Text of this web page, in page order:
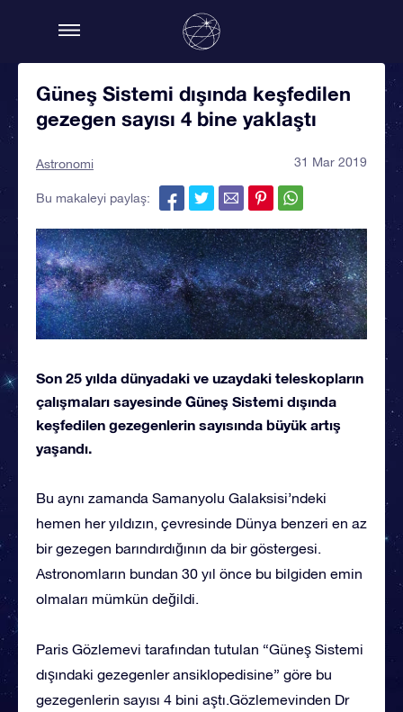
Güneş Sistemi dışında keşfedilen
gezegen sayısı 4 bine yaklaştı
Astronomi 31 Mar 2019
Bu makaleyi paylaş:
Son 25 yılda dünyadaki ve uzaydaki teleskopların
çalışmaları sayesinde Güneş Sistemi dışında
keşfedilen gezegenlerin sayısında büyük artış
yaşandı.
Bu aynı zamanda Samanyolu Galaksisi’ndeki
hemen her yıldızın, çevresinde Dünya benzeri en az
bir gezegen barındırdığının da bir göstergesi.
Astronomların bundan 30 yıl önce bu bilgiden emin
olmaları mümkün değildi.
Paris Gözlemevi tarafından tutulan “Güneş Sistemi
dışındaki gezegenler ansiklopedisine” göre bu
gezegenlerin sayısı 4 bini aştı.Gözlemevinden Dr